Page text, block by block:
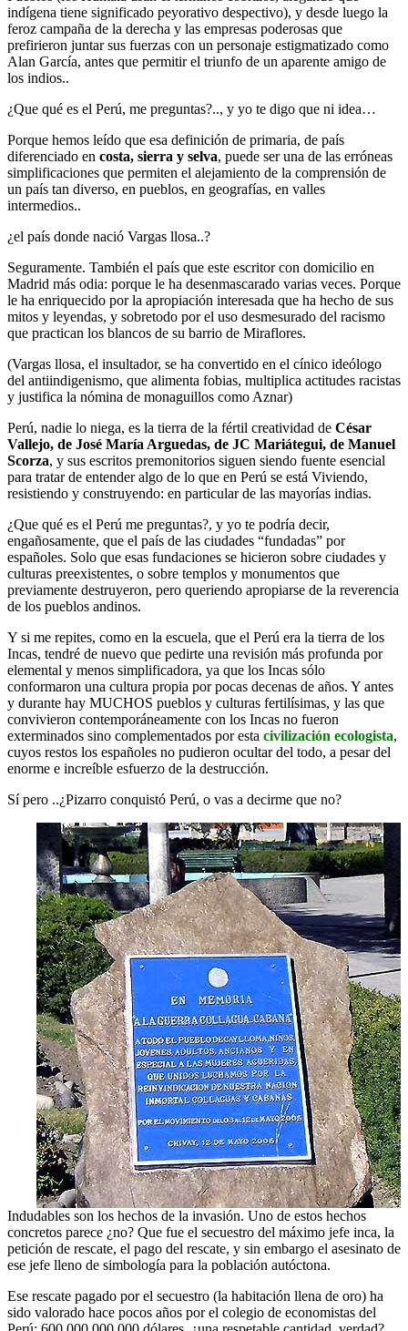
indígena tiene significado peyorativo despectivo), y desde luego la
feroz campaña de la derecha y las empresas poderosas que
prefirieron juntar sus fuerzas con un personaje estigmatizado como
Alan García, antes que permitir el triunfo de un aparente amigo de
los indios..
¿Que qué es el Perú, me preguntas?.., y yo te digo que ni idea…
Porque hemos leído que esa definición de primaria, de país
diferenciado en costa, sierra y selva, puede ser una de las erróneas
simplificaciones que permiten el alejamiento de la comprensión de
un país tan diverso, en pueblos, en geografías, en valles
intermedios..
¿el país donde nació Vargas llosa..?
Seguramente. También el país que este escritor con domicilio en
Madrid más odia: porque le ha desenmascarado varias veces. Porque
le ha enriquecido por la apropiación interesada que ha hecho de sus
mitos y leyendas, y sobretodo por el uso desmesurado del racismo
que practican los blancos de su barrio de Miraflores.
(Vargas llosa, el insultador, se ha convertido en el cínico ideólogo
del antiindigenismo, que alimenta fobias, multiplica actitudes racistas
y justifica la nómina de monaguillos como Aznar)
Perú, nadie lo niega, es la tierra de la fértil creatividad de César
Vallejo, de José María Arguedas, de JC Mariátegui, de Manuel
Scorza, y sus escritos premonitorios siguen siendo fuente esencial
para tratar de entender algo de lo que en Perú se está Viviendo,
resistiendo y construyendo: en particular de las mayorías indias.
¿Que qué es el Perú me preguntas?, y yo te podría decir,
engañosamente, que el país de las ciudades “fundadas” por
españoles. Solo que esas fundaciones se hicieron sobre ciudades y
culturas preexistentes, o sobre templos y monumentos que
previamente destruyeron, pero queriendo apropiarse de la reverencia
de los pueblos andinos.
Y si me repites, como en la escuela, que el Perú era la tierra de los
Incas, tendré de nuevo que pedirte una revisión más profunda por
elemental y menos simplificadora, ya que los Incas sólo
conformaron una cultura propia por pocas decenas de años. Y antes
y durante hay MUCHOS pueblos y culturas fertilísimas, y las que
convivieron contemporáneamente con los Incas no fueron
exterminados sino complementados por esta civilización ecologista,
cuyos restos los españoles no pudieron ocultar del todo, a pesar del
enorme e increíble esfuerzo de la destrucción.
Sí pero ..¿Pizarro conquistó Perú, o vas a decirme que no?
Indudables son los hechos de la invasión. Uno de estos hechos
concretos parece ¿no? Que fue el secuestro del máximo jefe inca, la
petición de rescate, el pago del rescate, y sin embargo el asesinato de
ese jefe lleno de simbología para la población autóctona.
Ese rescate pagado por el secuestro (la habitación llena de oro) ha
sido valorado hace pocos años por el colegio de economistas del